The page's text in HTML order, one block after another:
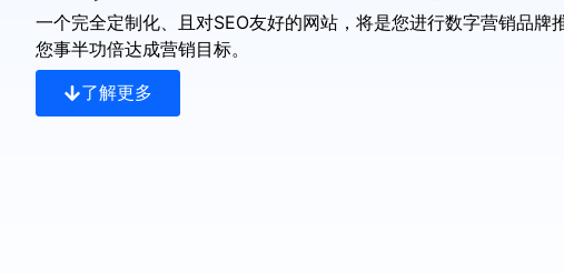
一个完全定制化、且对SEO友好的网站，将是您进行数字营销品牌
您事半功倍达成营销目标。
了解更多